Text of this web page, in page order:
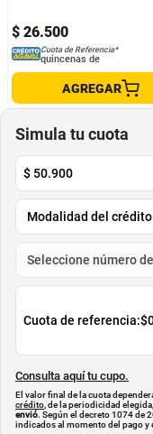
$ 26.500
Cuota de Referencia*
quincenas de
AGREGAR
Simula tu cuota
$ 50.900
Cuota de referencia:
Consulta aquí tu cupo.
El valor final de la cuota
crédito , de la periodicidad
envió. Según el decreto 1074 de
indicados al momento del pago y